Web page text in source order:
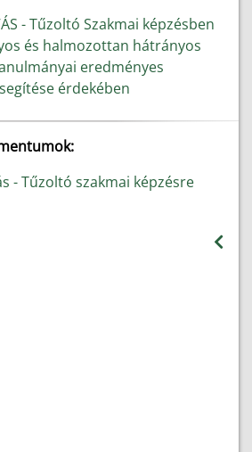
- Tűzoltó Szakmai képzésben
és halmozottan hátrányos
eredményes
érdekében
- Tűzoltó szakmai képzésre